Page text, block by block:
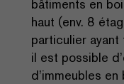
bâtiments en
haut (env. 8
particulier
il est possible
d’immeubles